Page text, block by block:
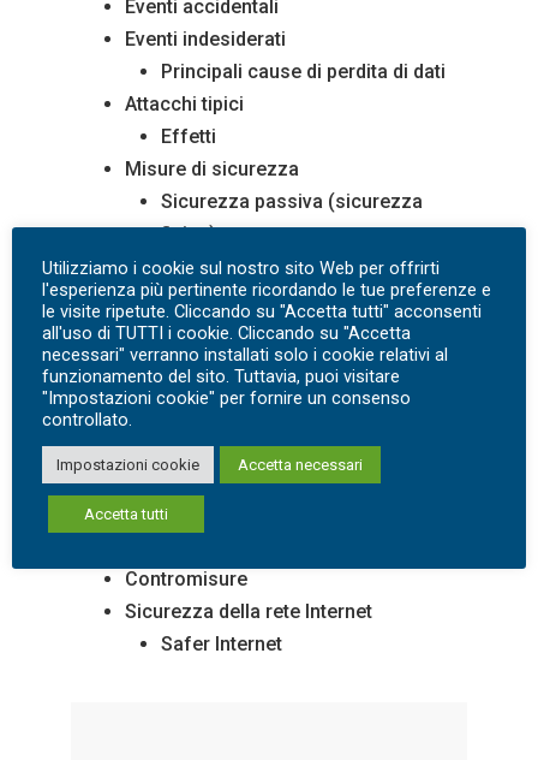
Eventi accidentali
Eventi indesiderati
Principali cause di perdita di dati
Attacchi tipici
Effetti
Misure di sicurezza
Sicurezza passiva (sicurezza
fisica)
Sicurezza attiva (sicurezza
logica)
Il fattore umano
Altri fattori
Parametri di protezione
Ulteriori contromisure
Sicurezza nelle reti
Contromisure
Sicurezza della rete Internet
Safer Internet
Utilizziamo i cookie sul nostro sito Web per offrirti
l'esperienza più pertinente ricordando le tue preferenze e
le visite ripetute. Cliccando su "Accetta tutti" acconsenti
all'uso di TUTTI i cookie. Cliccando su "Accetta
necessari" verranno installati solo i cookie relativi al
funzionamento del sito. Tuttavia, puoi visitare
"Impostazioni cookie" per fornire un consenso
controllato.
Impostazioni cookie Accetta necessari
Accetta tutti